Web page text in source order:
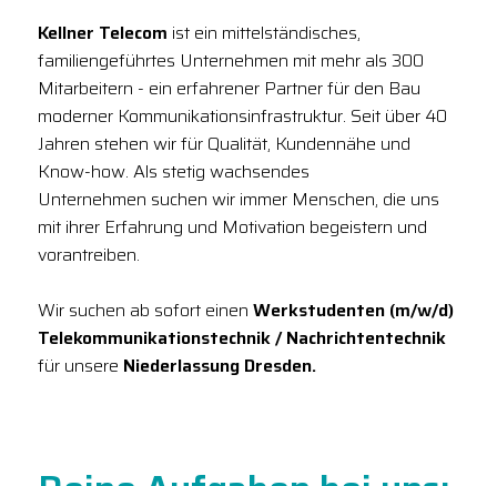
Kellner Telecom ist ein mittelständisches,
familiengeführtes Unternehmen mit mehr als 300
Mitarbeitern - ein erfahrener Partner für den Bau
moderner Kommunikationsinfrastruktur. Seit über 40
Jahren stehen wir für Qualität, Kundennähe und
Know-how. Als stetig wachsendes
Unternehmen suchen wir immer Menschen, die uns
mit ihrer Erfahrung und Motivation begeistern und
vorantreiben.
Wir suchen ab sofort einen Werkstudenten (m/w/d)
Telekommunikationstechnik / Nachrichtentechnik
für unsere Niederlassung Dresden.